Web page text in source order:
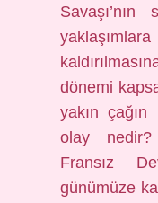
dönemi
yakın
olay
Fransız
günümüze